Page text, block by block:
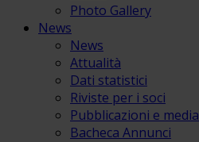
Photo Gallery
News
News
Attualità
Dati statistici
Riviste per i soci
Pubblicazioni e media
Bacheca Annunci